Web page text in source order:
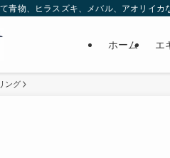
青物、ヒラスズキ、メバル、アオリイ
ホーム エ
ング